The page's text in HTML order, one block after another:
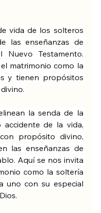
vida de los solteros
las enseñanzas de
Testamento.
matrimonio como la
y tienen propósitos
la senda de la
de la vida,
propósito divino,
las enseñanzas de
Aquí se nos invita
como la soltería
uno con su especial